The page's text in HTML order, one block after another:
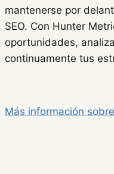
mantenerse por
SEO. Con Hunter
oportunidades,
continuamente tus
Más información